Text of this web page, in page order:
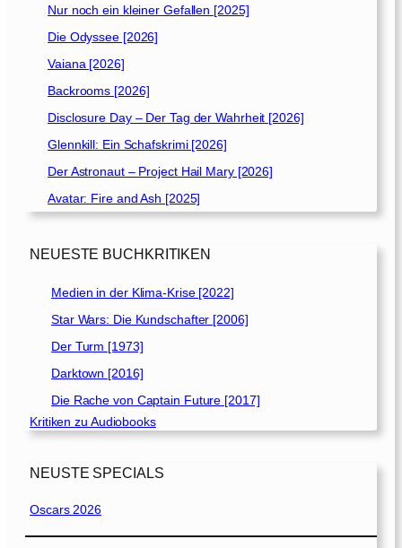
Nur noch ein kleiner Gefallen [2025]
Die Odyssee [2026]
Vaiana [2026]
Backrooms [2026]
Disclosure Day – Der Tag der Wahrheit [2026]
Glennkill: Ein Schafskrimi [2026]
Der Astronaut – Project Hail Mary [2026]
Avatar: Fire and Ash [2025]
NEUESTE BUCHKRITIKEN
Medien in der Klima-Krise [2022]
Star Wars: Die Kundschafter [2006]
Der Turm [1973]
Darktown [2016]
Die Rache von Captain Future [2017]
Kritiken zu Audiobooks
NEUSTE SPECIALS
Oscars 2026